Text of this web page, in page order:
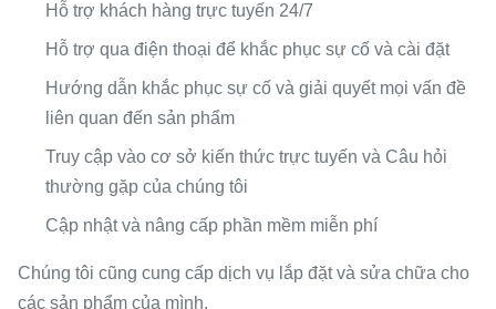
Hỗ trợ khách hàng trực tuyến 24/7
Hỗ trợ qua điện thoại để khắc phục sự cố và cài đặt
Hướng dẫn khắc phục sự cố và giải quyết mọi vấn đề
liên quan đến sản phẩm
Truy cập vào cơ sở kiến ​​thức trực tuyến và Câu hỏi
thường gặp của chúng tôi
Cập nhật và nâng cấp phần mềm miễn phí
Chúng tôi cũng cung cấp dịch vụ lắp đặt và sửa chữa cho
các sản phẩm của mình.